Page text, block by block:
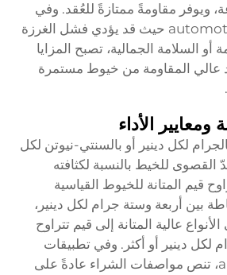
ويوفر مقاومةً ممتازةً للعُقد. وفي
تطبيقات التنجيد automotive حيث قد يؤدي فشل الغرزة
أو السلامة الجمالية، تصبح المزايا
عالي المقاومة من خيوط مستمرة
الأداء
لكل دينير أو بالسنتي-نيوتن لكل
للخيط بالنسبة لكثافته
قيم المتانة للخيوط القياسية
بين أربعة وستة جرام لكل دينير،
عالية المتانة إلى قيم تتراوح
لكل دينير أو أكثر. وفي تطبيقات
التنجيد automotive، تنص مواصفات الشراء عادةً على